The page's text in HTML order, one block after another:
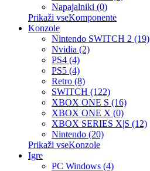
Napajalniki (0)
Prikaži vseKomponente
Konzole
Nintendo SWITCH 2 (19)
Nvidia (2)
PS4 (4)
PS5 (4)
Retro (8)
SWITCH (122)
XBOX ONE S (16)
XBOX ONE X (0)
XBOX SERIES X|S (12)
Nintendo (20)
Prikaži vseKonzole
Igre
PC Windows (4)